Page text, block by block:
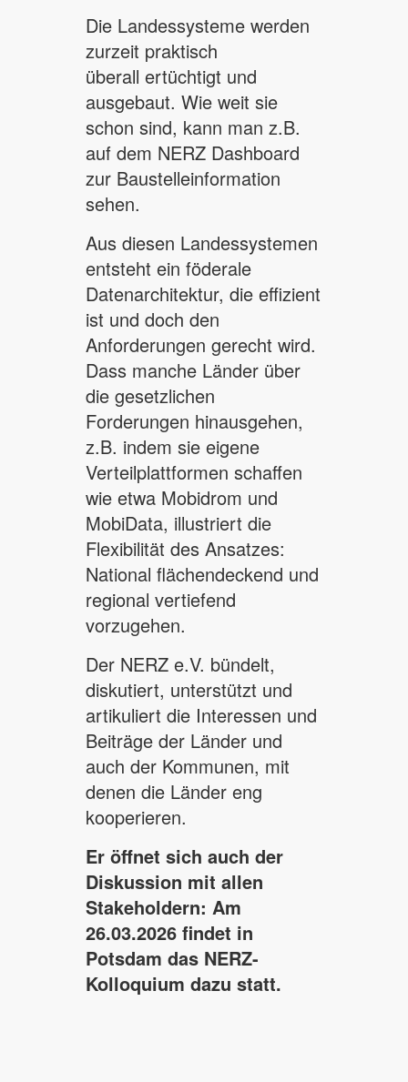
Die Landessysteme werden
zurzeit praktisch
überall ertüchtigt und
ausgebaut. Wie weit sie
schon sind, kann man z.B.
auf dem NERZ Dashboard
zur Baustelleinformation
sehen.
Aus diesen Landessystemen
entsteht ein föderale
Datenarchitektur, die effizient
ist und doch den
Anforderungen gerecht wird.
Dass manche Länder über
die gesetzlichen
Forderungen hinausgehen,
z.B. indem sie eigene
Verteilplattformen schaffen
wie etwa Mobidrom und
MobiData, illustriert die
Flexibilität des Ansatzes:
National flächendeckend und
regional vertiefend
vorzugehen.
Der NERZ e.V. bündelt,
diskutiert, unterstützt und
artikuliert die Interessen und
Beiträge der Länder und
auch der Kommunen, mit
denen die Länder eng
kooperieren.
Er öffnet sich auch der
Diskussion mit allen
Stakeholdern: Am
26.03.2026 findet in
Potsdam das NERZ-
Kolloquium dazu statt.